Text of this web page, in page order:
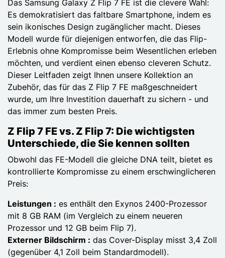
Das Samsung Galaxy Z Flip 7 FE ist die clevere Wahl:
Es demokratisiert das faltbare Smartphone, indem es
sein ikonisches Design zugänglicher macht. Dieses
Modell wurde für diejenigen entworfen, die das Flip-
Erlebnis ohne Kompromisse beim Wesentlichen erleben
möchten, und verdient einen ebenso cleveren Schutz.
Dieser Leitfaden zeigt Ihnen unsere Kollektion an
Zubehör, das für das Z Flip 7 FE maßgeschneidert
wurde, um Ihre Investition dauerhaft zu sichern - und
das immer zum besten Preis.
Z Flip 7 FE vs. Z Flip 7: Die wichtigsten
Unterschiede, die Sie kennen sollten
Obwohl das FE-Modell die gleiche DNA teilt, bietet es
kontrollierte Kompromisse zu einem erschwinglicheren
Preis:
Leistungen : es enthält den Exynos 2400-Prozessor
mit 8 GB RAM (im Vergleich zu einem neueren
Prozessor und 12 GB beim Flip 7).
Externer Bildschirm : das Cover-Display misst 3,4 Zoll
(gegenüber 4,1 Zoll beim Standardmodell).